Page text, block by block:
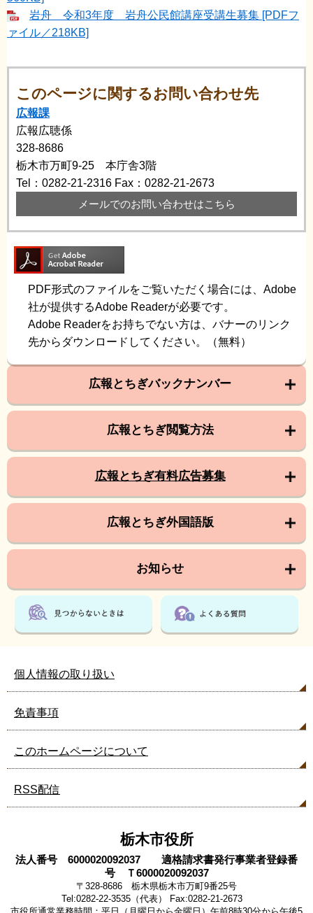
岩舟 令和3年度 岩舟公民館講座受講生募集 [PDFフ
ァイル／218KB]
このページに関するお問い合わせ先
広報課
広報広聴係
328-8686
栃木市万町9-25 本庁舎3階
Tel：0282-21-2316 Fax：0282-21-2673
メールでのお問い合わせはこちら
PDF形式のファイルをご覧いただく場合には、Adobe
社が提供するAdobe Readerが必要です。
Adobe Readerをお持ちでない方は、バナーのリンク
先からダウンロードしてください。（無料）
広報とちぎバックナンバー
広報とちぎ閲覧方法
広報とちぎ有料広告募集
広報とちぎ外国語版
お知らせ
個人情報の取り扱い
免責事項
このホームページについて
RSS配信
栃木市役所
法人番号 6000020092037 適格請求書発行事業者登録番
号 Ｔ6000020092037
〒328-8686 栃木県栃木市万町9番25号
Tel:0282-22-3535（代表） Fax:0282-21-2673